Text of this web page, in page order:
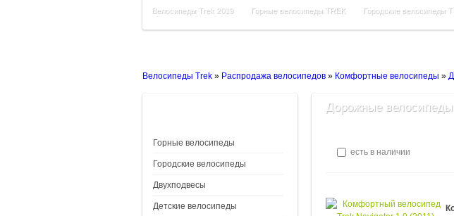
Велосипеды Trek 2019 Горные велосипеды TREK Городские велосипеды
Велосипеды Trek » Распродажа велосипедов » Комфортные велосипеды »
Горные велосипеды
Городские велосипеды
Двухподвесы
Детские велосипеды
Дорожные велосипеды
есть в наличии